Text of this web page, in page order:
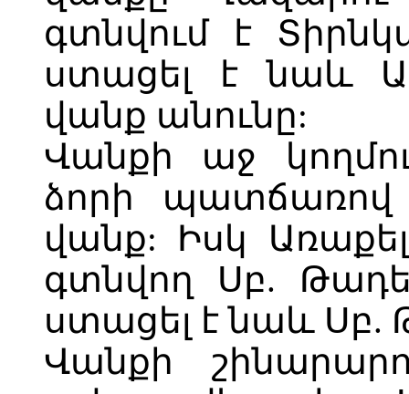
գտնվում է
ստացել է նաև
վանք անունը:
Վանքի աջ
ձորի պատճառով
վանք: Իսկ
գտնվող Սբ.
ստացել է նաև Սբ.
Վանքի